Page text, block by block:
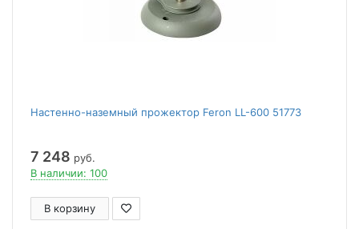
Настенно-наземный прожектор Feron LL-600 51773
7 248 руб.
В наличии: 100
В корзину